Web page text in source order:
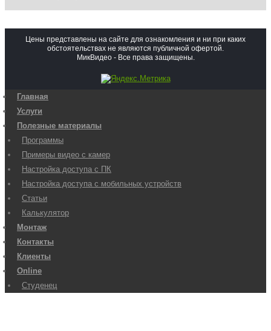
Цены представлены на сайте для ознакомления и ни при каких
обстоятельствах не являются публичной офертой.
МикВидео - Все права защищены.
Главная
Услуги
Полезные материалы
Программы
Примеры видео с камер
Настройка доступа с ПК
Настройка доступа с мобильных устройств
Статьи
Калькулятор
Монтаж
Контакты
Клиенты
Online
Студенец